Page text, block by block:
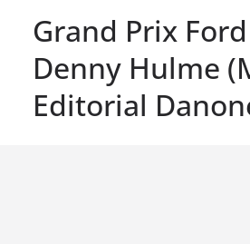
Grand Prix
Denny Hulme
Editorial